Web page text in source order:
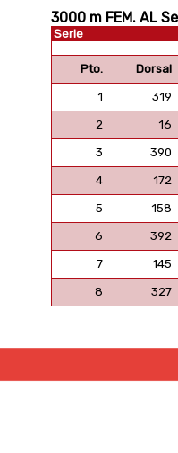
Serie
Pto. Dorsal
1
319
2
16
3
390
4
172
5
158
6
392
7
145
8
327
3000 m FEM. AL